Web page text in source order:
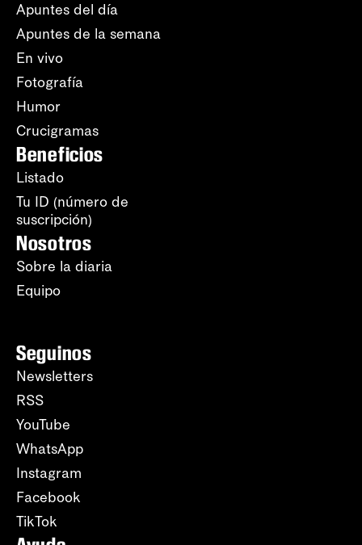
Apuntes del día
Apuntes de la semana
En vivo
Fotografía
Humor
Crucigramas
Beneficios
Listado
Tu ID (número de
suscripción)
Nosotros
Sobre la diaria
Equipo
Seguinos
Newsletters
RSS
YouTube
WhatsApp
Instagram
Facebook
TikTok